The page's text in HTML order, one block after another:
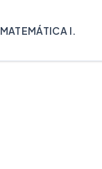
MATEMÁTICA I.